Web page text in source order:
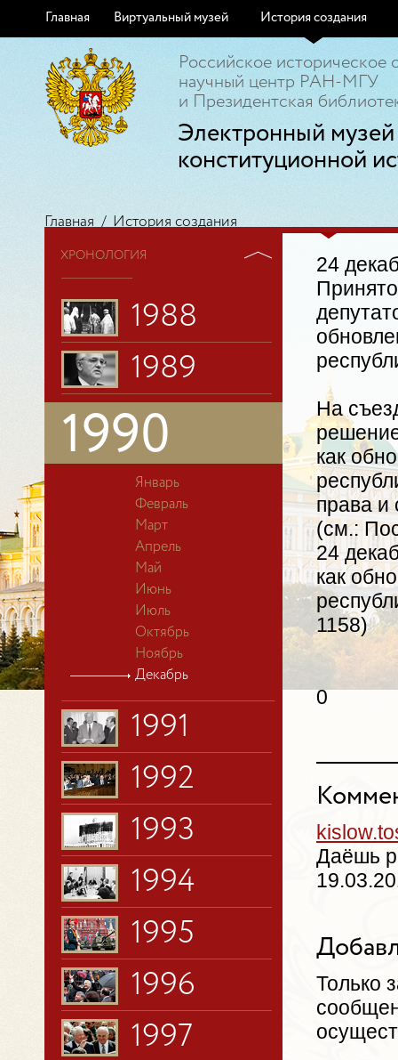
Главная Виртуальный музей История создания
Российское историческое
научный центр РАН-МГУ
и Президентская
Электронный музей
конституционной
Главная / История создания
ХРОНОЛОГИЯ
1988
1989
1990
Январь
Февраль
Март
Апрель
Май
Июнь
Июль
Октябрь
Ноябрь
Декабрь
1991
1992
1993
1994
1995
1996
1997
24
На
как
права и
(см.:
24
как
1158)
0
Даёшь
Только